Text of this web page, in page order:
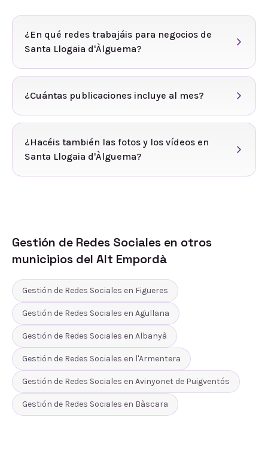
¿En qué redes trabajáis para negocios de
Santa Llogaia d'Àlguema?
¿Cuántas publicaciones incluye al mes?
¿Hacéis también las fotos y los vídeos en
Santa Llogaia d'Àlguema?
Gestión de Redes Sociales en otros
municipios del Alt Empordà
Gestión de Redes Sociales en Figueres
Gestión de Redes Sociales en Agullana
Gestión de Redes Sociales en Albanyà
Gestión de Redes Sociales en l'Armentera
Gestión de Redes Sociales en Avinyonet de Puigventós
Gestión de Redes Sociales en Bàscara